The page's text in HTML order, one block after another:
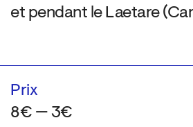
et pendant le Laetare
Prix
8€ — 3€